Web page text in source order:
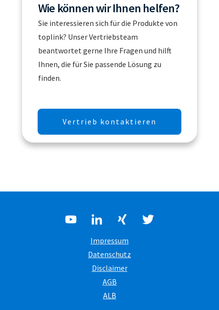
Wie können wir Ihnen helfen?
Sie interessieren sich für die Produkte von
toplink? Unser Vertriebsteam
beantwortet gerne Ihre Fragen und hilft
Ihnen, die für Sie passende Lösung zu
finden.
Vertrieb kontaktieren
Impressum
Datenschutz
Disclaimer
AGB
ALB